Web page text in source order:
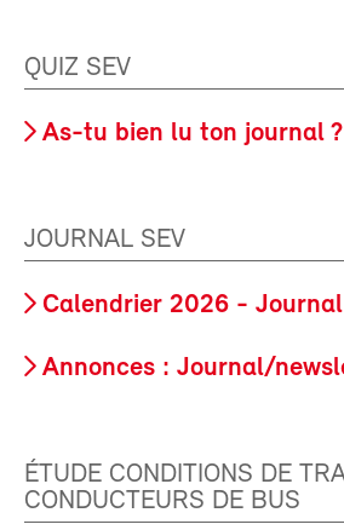
QUIZ SEV
As-tu bien lu ton journal ?
JOURNAL SEV
Calendrier 2026 - Journal
Annonces : Journal/
ÉTUDE CONDITIONS DE
CONDUCTEURS DE BUS